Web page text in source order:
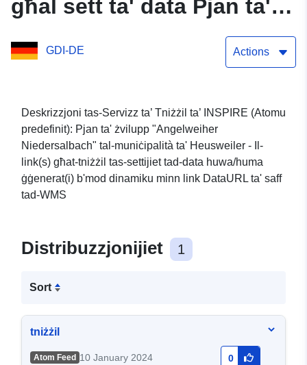
għal sett ta' data Pjan ta'
żvilupp "Angelweiher
Niedersalbach"
GDI-DE Actions
Deskrizzjoni tas-Servizz ta’ Tniżżil ta’ INSPIRE (Atomu
predefinit): Pjan ta' żvilupp "Angelweiher
Niedersalbach" tal-muniċipalità ta' Heusweiler - Il-
link(s) għat-tniżżil tas-settijiet tad-data huwa/huma
ġġenerat(i) b'mod dinamiku minn link DataURL ta' saff
tad-WMS
Distribuzzjonijiet 1
Sort
tniżżil
Atom Feed 10 January 2024 0